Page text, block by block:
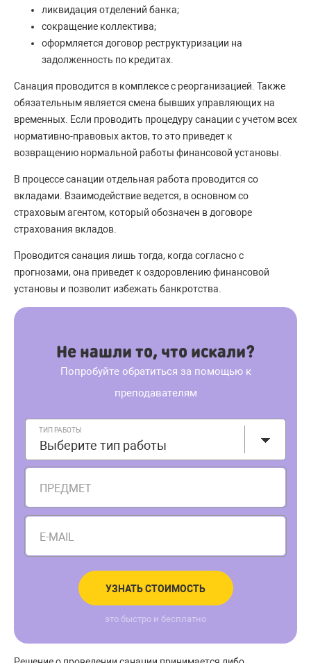
ликвидация отделений банка;
сокращение коллектива;
оформляется договор реструктуризации на
задолженность по кредитах.
Санация проводится в комплексе с реорганизацией. Также
обязательным является смена бывших управляющих на
временных. Если проводить процедуру санации с учетом всех
нормативно-правовых актов, то это приведет к
возвращению нормальной работы финансовой установы.
В процессе санации отдельная работа проводится со
вкладами. Взаимодействие ведется, в основном со
страховым агентом, который обозначен в договоре
страхования вкладов.
Проводится санация лишь тогда, когда согласно с
прогнозами, она приведет к оздоровлению финансовой
установы и позволит избежать банкротства.
Не нашли то, что искали?
Попробуйте обратиться за помощью к
преподавателям
ТИП РАБОТЫ
Выберите тип работы
ПРЕДМЕТ
E-MAIL
УЗНАТЬ СТОИМОСТЬ
это быстро и бесплатно